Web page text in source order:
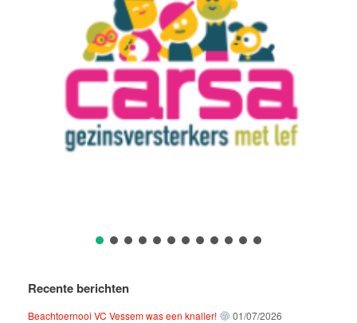
Recente berichten
Beachtoernooi VC Vessem was een knaller!
01/07/2026